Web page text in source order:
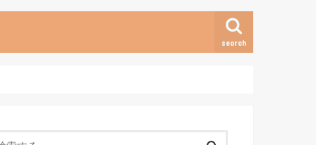
search